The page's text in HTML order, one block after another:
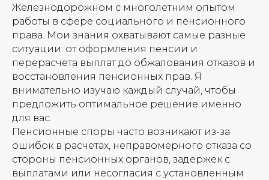
Железнодорожном с многолетним опытом
работы в сфере социального и пенсионного
права. Мои знания охватывают самые разные
ситуации: от оформления пенсии и
перерасчета выплат до обжалования отказов и
восстановления пенсионных прав. Я
внимательно изучаю каждый случай, чтобы
предложить оптимальное решение именно
для вас.
Пенсионные споры часто возникают из-за
ошибок в расчетах, неправомерного отказа со
стороны пенсионных органов, задержек с
выплатами или несогласия с установленным